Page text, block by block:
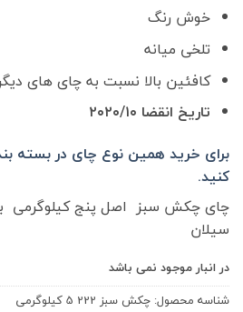
خوش رنگ
تلخی میانه
کافئین بالا نسبت به چای های دیگر
تاریخ انقضا ۲۰۲۰/۱۰
کنید.
چای چکش سبز اصل پنج کیلوگرمی
سیلان
در انبار موجود نمی باشد
شناسه محصول: چکش سبز 222 5 کیلوگرمی